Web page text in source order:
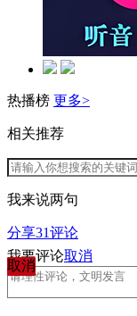
热播榜 更多>
相关推荐
我来说两句
分享31评论
取消
我要评论取消